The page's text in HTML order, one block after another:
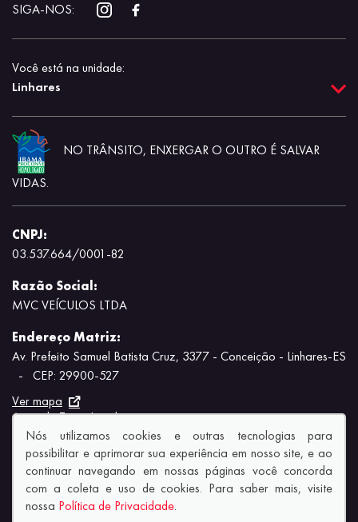
SIGA-NOS:
Você está na unidade:
Linhares
NO TRÂNSITO, ENXERGAR O OUTRO É SALVAR
VIDAS.
CNPJ:
03.537.664/0001-82
Razão Social:
MVC VEÍCULOS LTDA
Endereço Matriz:
Av. Prefeito Samuel Batista Cruz, 3377 - Conceição - Linhares-ES
-
CEP: 29900-527
Ver mapa
Aviso de Texto Legal
Nós utilizamos cookies e outras tecnologias para
possibilitar e aprimorar sua experiência em nosso site, e ao
continuar navegando em nossas páginas você concorda
com a coleta e uso de cookies. Para saber mais, visite
nossa Política de Privacidade.